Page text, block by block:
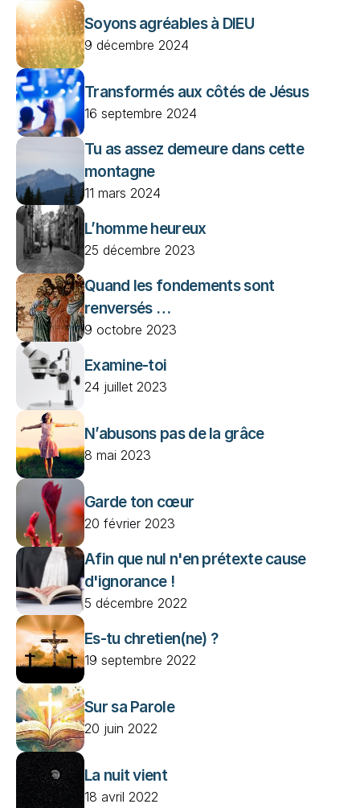
Soyons agréables à DIEU
9 décembre 2024
Transformés aux côtés de Jésus
16 septembre 2024
Tu as assez demeure dans cette
montagne
11 mars 2024
L’homme heureux
25 décembre 2023
Quand les fondements sont
renversés …
9 octobre 2023
Examine-toi
24 juillet 2023
N’abusons pas de la grâce
8 mai 2023
Garde ton cœur
20 février 2023
Afin que nul n'en prétexte cause
d'ignorance !
5 décembre 2022
Es-tu chretien(ne) ?
19 septembre 2022
Sur sa Parole
20 juin 2022
La nuit vient
18 avril 2022